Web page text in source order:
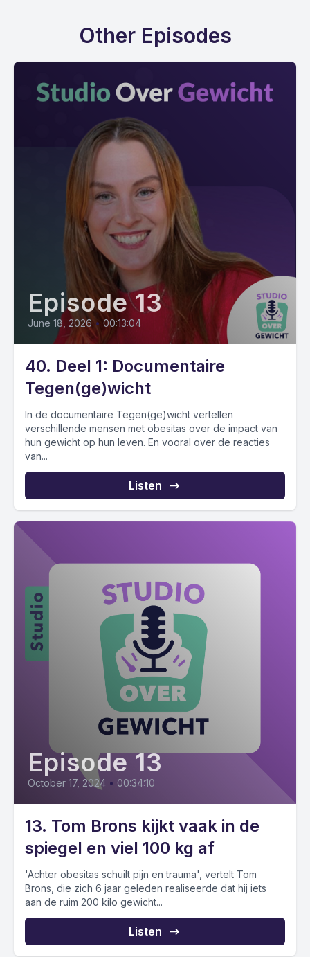
Other Episodes
Episode 13
June 18, 2026 • 00:13:04
40. Deel 1: Documentaire
Tegen(ge)wicht
In de documentaire Tegen(ge)wicht vertellen
verschillende mensen met obesitas over de impact van
hun gewicht op hun leven. En vooral over de reacties
van...
Listen
Episode 13
October 17, 2024 • 00:34:10
13. Tom Brons kijkt vaak in de
spiegel en viel 100 kg af
'Achter obesitas schuilt pijn en trauma', vertelt Tom
Brons, die zich 6 jaar geleden realiseerde dat hij iets
aan de ruim 200 kilo gewicht...
Listen